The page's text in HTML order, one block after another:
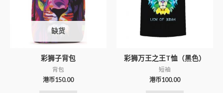
缺货
彩狮子背包
背包
港币150.00
彩狮万王之王T恤（黑色）
短袖
港币100.00